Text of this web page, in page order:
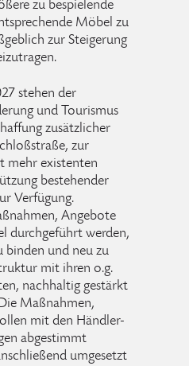
zu bespielende
Möbel zu
zur Steigerung
stehen der
und Tourismus
zusätzlicher
zur
mehr existenten
bestehender
Verfügung.
Angebote
durchgeführt werden,
binden und neu zu
mit ihren o.g.
nachhaltig gestärkt
Maßnahmen,
mit den Händler-
abgestimmt
umgesetzt